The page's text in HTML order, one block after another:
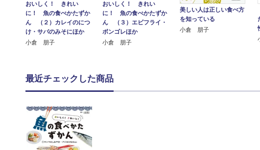
おいしく！ きれい
に！ 魚の食べかたずか
ん （２）カレイのにつ
け・サバのみそにほか
小倉 朋子
おいしく！ きれい
に！ 魚の食べかたずか
ん （３）エビフライ・
ボンゴレほか
小倉 朋子
美しい人は正しい食べ方
を知っている
小倉 朋子
最近チェックした商品